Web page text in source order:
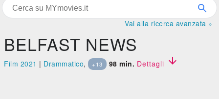
Vai alla ricerca avanzata »
BELFAST NEWS
Film 2021 | Drammatico, +13 98 min. Dettagli 